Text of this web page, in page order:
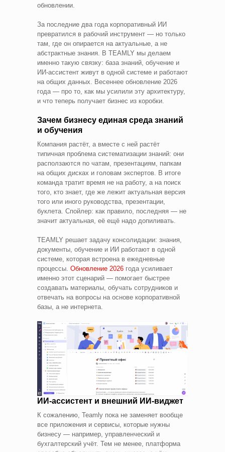
обновлении.
За последние два года корпоративный ИИ
превратился в рабочий инструмент — но только
там, где он опирается на актуальные, а не
абстрактные знания. В TEAMLY мы делаем
именно такую связку: база знаний, обучение и
ИИ‑ассистент живут в одной системе и работают
на общих данных. Весеннее обновление 2026
года — про то, как мы усилили эту архитектуру,
и что теперь получает бизнес из коробки.
Зачем бизнесу единая среда знаний
и обучения
Компания растёт, а вместе с ней растёт
типичная проблема систематизации знаний: они
расползаются по чатам, презентациям, папкам
на общих дисках и головам экспертов. В итоге
команда тратит время не на работу, а на поиск
того, кто знает, где же лежит актуальная версия
того или иного руководства, презентации,
буклета. Спойлер: как правило, последняя — не
значит актуальная, её ещё надо допиливать.
TEAMLY решает задачу консолидации: знания,
документы, обучение и ИИ работают в одной
системе, которая встроена в ежедневные
процессы. Обновление 2026 года усиливает
именно этот сценарий — помогает быстрее
создавать материалы, обучать сотрудников и
отвечать на вопросы на основе корпоративной
базы, а не интернета.
ИИ‑ассистент и внешний ИИ‑виджет
К сожалению, Teamly пока не заменяет вообще
все приложения и сервисы, которые нужны
бизнесу — например, управленческий и
бухгалтерский учёт. Тем не менее, платформа